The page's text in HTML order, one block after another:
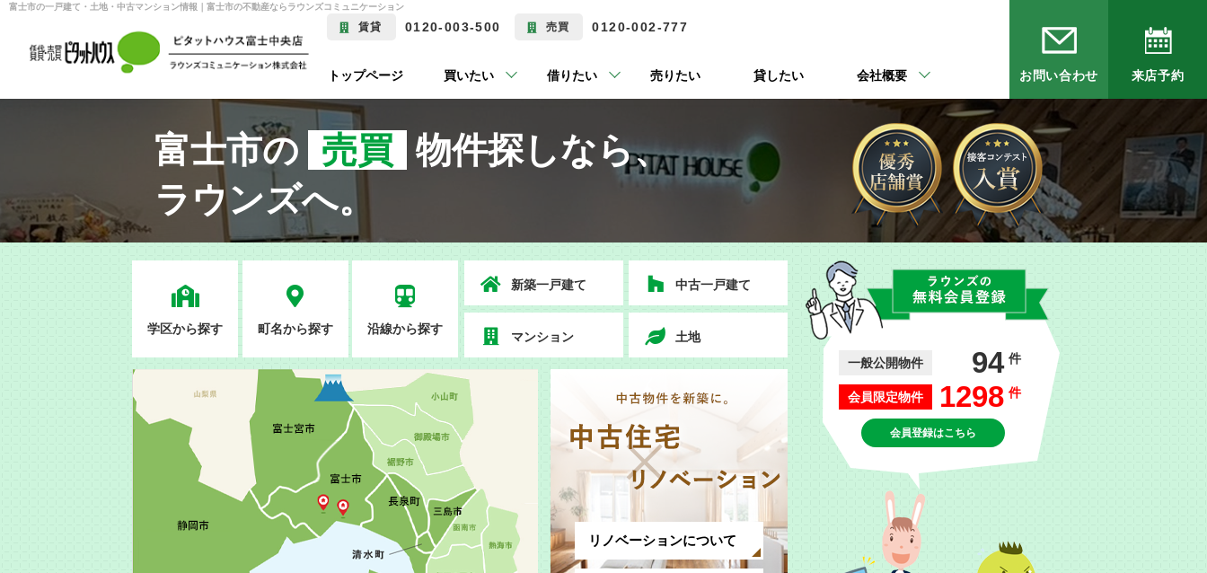
富士市の一戸建て・土地・中古マンション情報｜富士市の不動産ならラウンズコミュニケーション
賃貸 0120-003-500 売買 0120-002-777
トップページ 買いたい 借りたい 売りたい 貸したい 会社概要 お問い合わせ 来店予約
富士市の 売買 物件探しなら、
ラウンズへ。
学区から探す 町名から探す 沿線から探す
新築一戸建て 中古一戸建て
マンション 土地
リノベーションについて
一般公開物件 94 件
会員限定物件 1298 件
会員登録はこちら